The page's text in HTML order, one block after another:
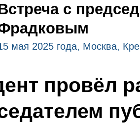
с
мая 2025 года, Москва,
провёл